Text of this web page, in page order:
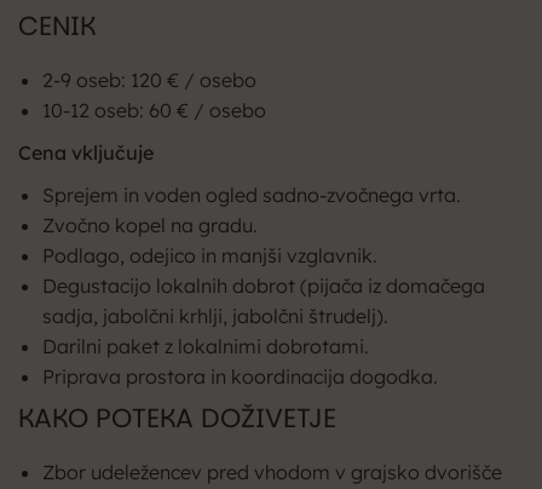
CENIK
2-9 oseb: 120 € / osebo
10-12 oseb: 60 € / osebo
Cena vključuje
Sprejem in voden ogled sadno-zvočnega vrta.
Zvočno kopel na gradu.
Podlago, odejico in manjši vzglavnik.
Degustacijo lokalnih dobrot (pijača iz domačega
sadja, jabolčni krhlji, jabolčni štrudelj).
Darilni paket z lokalnimi dobrotami.
Priprava prostora in koordinacija dogodka.
KAKO POTEKA DOŽIVETJE
Zbor udeležencev pred vhodom v grajsko dvorišče